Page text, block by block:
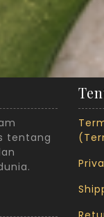
tentang